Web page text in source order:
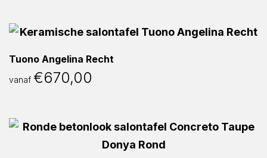
Tuono Angelina Recht
vanaf €670,00